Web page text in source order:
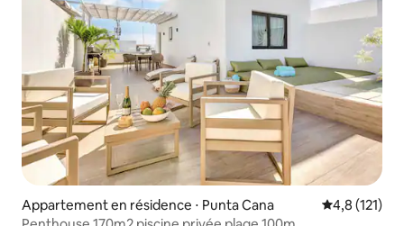
Appartement en résidence ⋅ Punta Cana Évaluation
4,8 (121)